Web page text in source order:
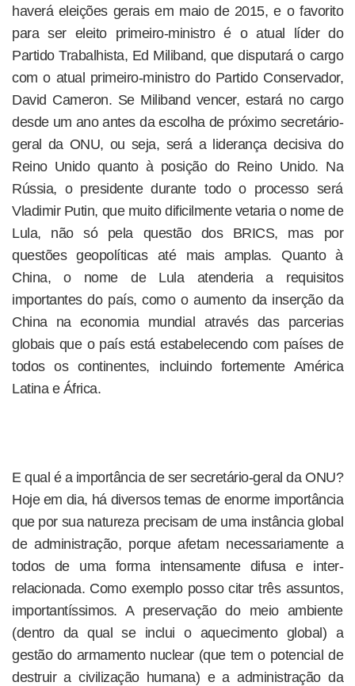
haverá eleições gerais em maio de 2015, e o favorito
para ser eleito primeiro-ministro é o atual líder do
Partido Trabalhista, Ed Miliband, que disputará o cargo
com o atual primeiro-ministro do Partido Conservador,
David Cameron. Se Miliband vencer, estará no cargo
desde um ano antes da escolha de próximo secretário-
geral da ONU, ou seja, será a liderança decisiva do
Reino Unido quanto à posição do Reino Unido. Na
Rússia, o presidente durante todo o processo será
Vladimir Putin, que muito dificilmente vetaria o nome de
Lula, não só pela questão dos BRICS, mas por
questões geopolíticas até mais amplas. Quanto à
China, o nome de Lula atenderia a requisitos
importantes do país, como o aumento da inserção da
China na economia mundial através das parcerias
globais que o país está estabelecendo com países de
todos os continentes, incluindo fortemente América
Latina e África.
E qual é a importância de ser secretário-geral da ONU?
Hoje em dia, há diversos temas de enorme importância
que por sua natureza precisam de uma instância global
de administração, porque afetam necessariamente a
todos de uma forma intensamente difusa e inter-
relacionada. Como exemplo posso citar três assuntos,
importantíssimos. A preservação do meio ambiente
(dentro da qual se inclui o aquecimento global) a
gestão do armamento nuclear (que tem o potencial de
destruir a civilização humana) e a administração da